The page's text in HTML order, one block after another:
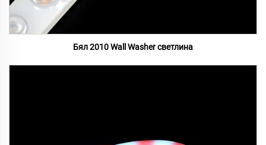
Бял 2010 Wall Washer светлина